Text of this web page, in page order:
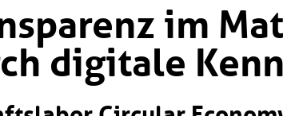
im
digitale